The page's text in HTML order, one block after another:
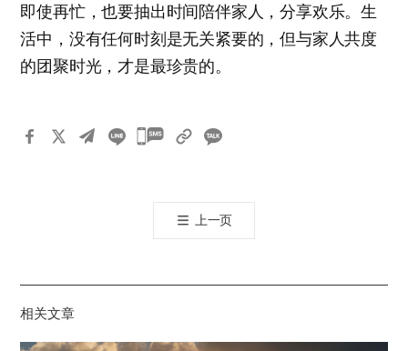
即使再忙，也要抽出时间陪伴家人，分享欢乐。生
活中，没有任何时刻是无关紧要的，但与家人共度
的团聚时光，才是最珍贵的。
카
톡
공
기
上一页
相关文章